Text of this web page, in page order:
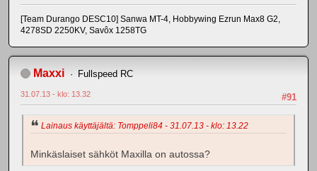
[Team Durango DESC10] Sanwa MT-4, Hobbywing Ezrun Max8 G2,
4278SD 2250KV, Savôx 1258TG
Maxxi Fullspeed RC
#91
31.07.13 - klo: 13.32
Lainaus käyttäjältä: Tomppeli84 - 31.07.13 - klo: 13.22
Minkäslaiset sähköt Maxilla on autossa?